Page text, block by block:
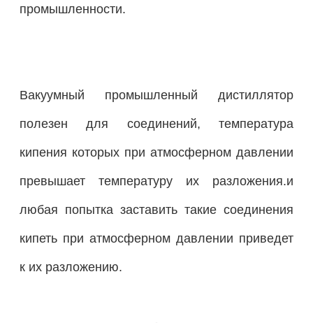
промышленности.
Вакуумный промышленный дистиллятор
полезен для соединений, температура
кипения которых при атмосферном давлении
превышает температуру их разложения.и
любая попытка заставить такие соединения
кипеть при атмосферном давлении приведет
к их разложению.